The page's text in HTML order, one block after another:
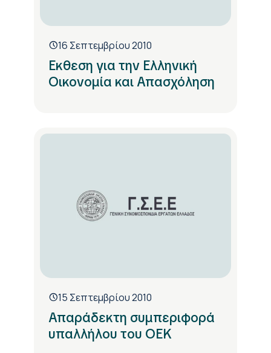
16 Σεπτεμβρίου 2010
Εκθεση για την Ελληνική
Οικονομία και Απασχόληση
15 Σεπτεμβρίου 2010
Απαράδεκτη συμπεριφορά
υπαλλήλου του ΟΕΚ